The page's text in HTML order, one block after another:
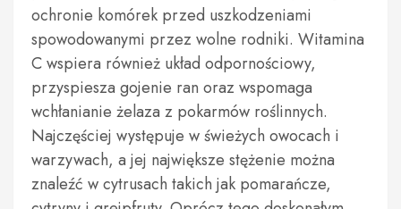
ochronie komórek przed uszkodzeniami
spowodowanymi przez wolne rodniki. Witamina
C wspiera również układ odpornościowy,
przyspiesza gojenie ran oraz wspomaga
wchłanianie żelaza z pokarmów roślinnych.
Najczęściej występuje w świeżych owocach i
warzywach, a jej największe stężenie można
znaleźć w cytrusach takich jak pomarańcze,